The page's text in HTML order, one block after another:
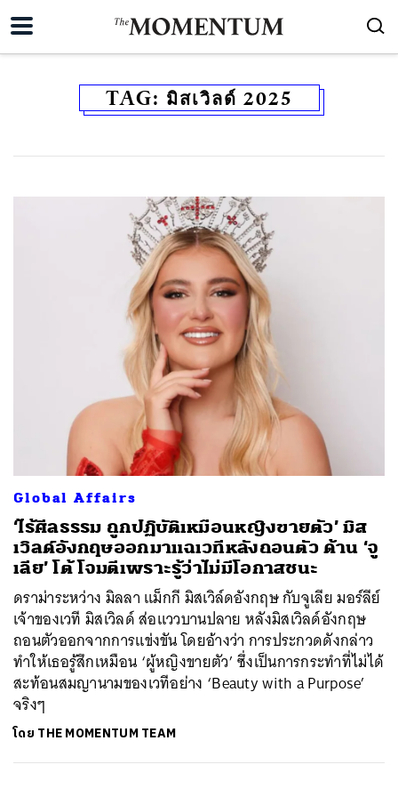
TAG: มิสเวิลด์ 2025
Global Affairs
‘ไร้ศีลธรรม ถูกปฏิบัติเหมือนหญิงขายตัว’ มิส
เวิลด์อังกฤษออกมาแฉเวทีหลังถอนตัว ด้าน ‘จู
เลีย’ โต้ โจมตีเพราะรู้ว่าไม่มีโอกาสชนะ
ดราม่าระหว่าง มิลลา แม็กกี มิสเวิล์ดอังกฤษ กับจูเลีย มอร์ลีย์
เจ้าของเวที มิสเวิลด์ ส่อแววบานปลาย หลังมิสเวิลด์อังกฤษ
ถอนตัวออกจากการแข่งขัน โดยอ้างว่า การประกวดดังกล่าว
ทำให้เธอรู้สึกเหมือน ‘ผู้หญิงขายตัว’ ซึ่งเป็นการกระทำที่ไม่ได้
สะท้อนสมญานามของเวทีอย่าง ‘Beauty with a Purpose’
จริงๆ
โดย THE MOMENTUM TEAM
SHARE